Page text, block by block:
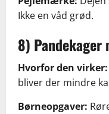
Ikke en våd grød.
8) Pandekager
Hvorfor den virker:
bliver der mindre
Børneopgaver: